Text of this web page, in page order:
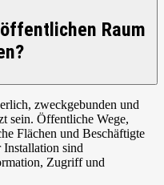
Raum
zweckgebunden und
sein. Öffentliche Wege,
Flächen und Beschäftigte
Installation sind
Zugriff und